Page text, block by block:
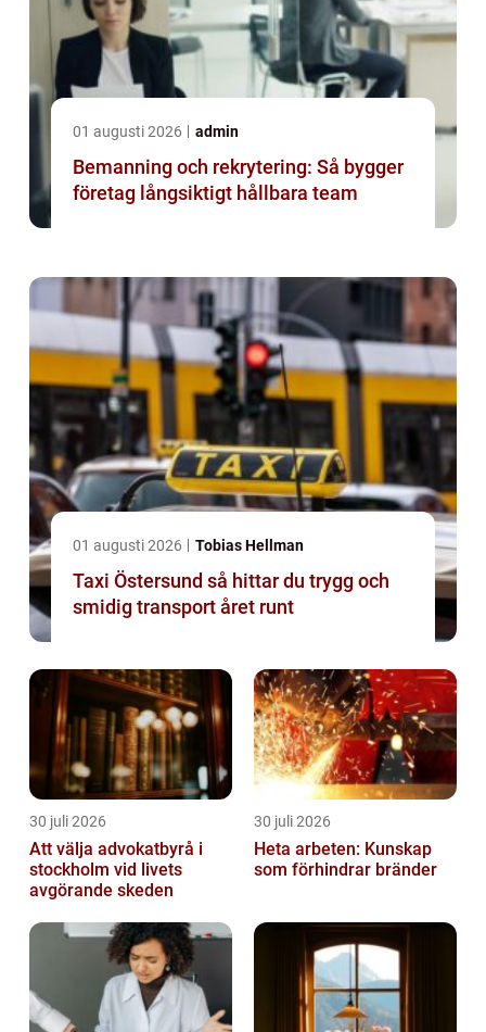
01 augusti 2026 admin
Bemanning och rekrytering: Så bygger
företag långsiktigt hållbara team
01 augusti 2026 Tobias Hellman
Taxi Östersund så hittar du trygg och
smidig transport året runt
30 juli 2026
Att välja advokatbyrå i
stockholm vid livets
avgörande skeden
30 juli 2026
Heta arbeten: Kunskap
som förhindrar bränder